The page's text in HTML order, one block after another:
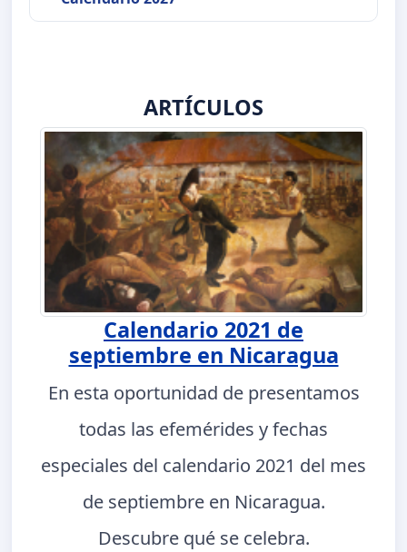
ARTÍCULOS
Calendario 2021 de
septiembre en Nicaragua
En esta oportunidad de presentamos
todas las efemérides y fechas
especiales del calendario 2021 del mes
de septiembre en Nicaragua.
Descubre qué se celebra.